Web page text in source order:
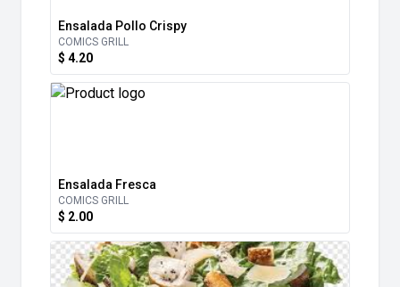
Ensalada Pollo Crispy
COMICS GRILL
$ 4.20
Ensalada Fresca
COMICS GRILL
$ 2.00